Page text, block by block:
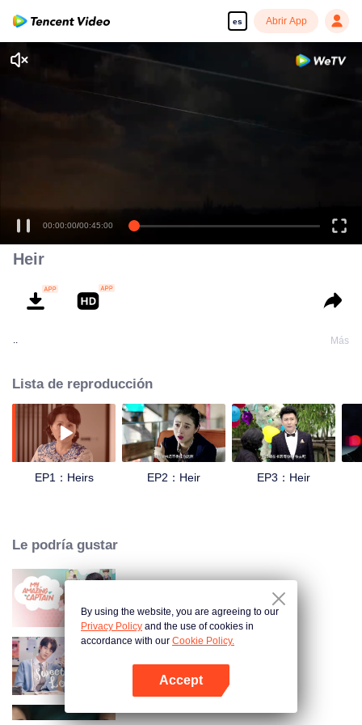
es Abrir App
00:00:00/00:45:00
Heir
.. Más
Lista de reproducción
EP1：Heirs EP2：Heir EP3：Heir
Le podría gustar
Dulce primer amor
By using the website, you are agreeing to our
Privacy Policy and the use of cookies in
accordance with our Cookie Policy.
Accept